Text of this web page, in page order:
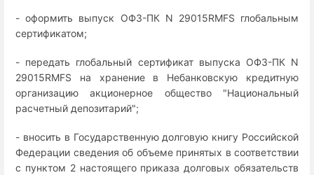
- оформить выпуск ОФЗ-ПК N 29015RMFS глобальным
сертификатом;
- передать глобальный сертификат выпуска ОФЗ-ПК N
29015RMFS на хранение в Небанковскую кредитную
организацию акционерное общество "Национальный
расчетный депозитарий";
- вносить в Государственную долговую книгу Российской
Федерации сведения об объеме принятых в соответствии
с пунктом 2 настоящего приказа долговых обязательств